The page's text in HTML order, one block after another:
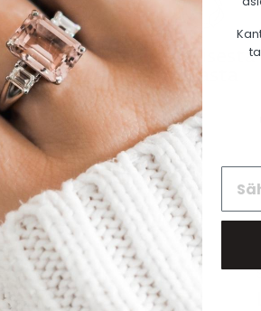
Valmistettu
kullasta